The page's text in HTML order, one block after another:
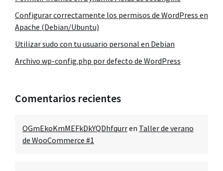
Configurar correctamente los permisos de WordPress en
Apache (Debian/Ubuntu)
Utilizar sudo con tu usuario personal en Debian
Archivo wp-config.php por defecto de WordPress
Comentarios recientes
OGmEkoKmMEFkDkYQDhfqurren Taller de verano
de WooCommerce #1